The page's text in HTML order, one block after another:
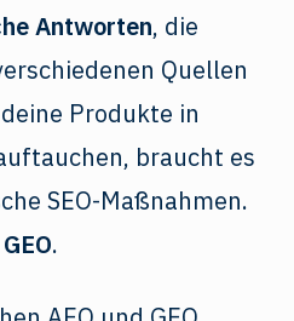
Antworten, die
Quellen
Produkte in
braucht es
SEO-Maßnahmen.
.